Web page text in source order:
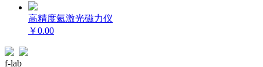
高精度氦激光磁力仪
￥0.00
f-lab